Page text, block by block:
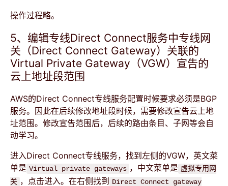
操作过程略。
5、编辑专线Direct Connect服务中专线网
关（Direct Connect Gateway）关联的
Virtual Private Gateway（VGW）宣告的
云上地址段范围
AWS的Direct Connect专线服务配置时候要求必须是BGP
服务。因此在后续修改地址段时候，需要修改宣告云上地
址范围。修改宣告范围后，后续的路由条目、子网等会自
动学习。
进入Direct Connect专线服务，找到左侧的VGW，英文菜
单是 Virtual private gateways ，中文菜单是 虚拟专用网
关 ，点击进入。在右侧找到
Direct Connect gateway